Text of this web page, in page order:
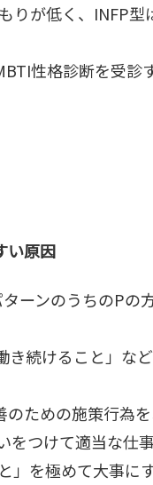
りが低く、INFP
性格診断を受診す
い原因
ーンのうちのPの
続けること」な
ための施策行為
をつけて適当な仕
を極めて大事に